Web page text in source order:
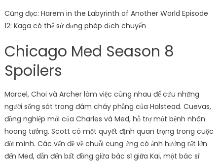
Cũng đọc: Harem in the Labyrinth of Another World Episode
12: Kaga có thể sử dụng phép dịch chuyển
Chicago Med Season 8
Spoilers
Marcel, Choi và Archer làm việc cùng nhau để cứu những
người sống sót trong đám cháy phẳng của Halstead. Cuevas,
đồng nghiệp mới của Charles và Med, hỗ trợ một bệnh nhân
hoang tưởng. Scott có một quyết định quan trọng trong cuộc
đời mình. Các vấn đề về chuỗi cung ứng có ảnh hưởng rất lớn
đến Med, dẫn đến bất đồng giữa bác sĩ giữa Kai, một bác sĩ